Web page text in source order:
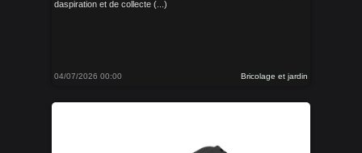
daspiration et de collecte (...)
04/07/2026 00:00 Bricolage et jardin